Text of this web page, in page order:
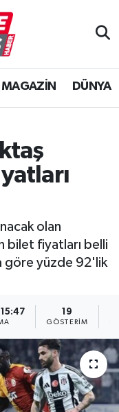
MAGAZİN DÜNYA
olan
bilet fiyatları belli
göre yüzde 92'lik
19
GÖSTERIM